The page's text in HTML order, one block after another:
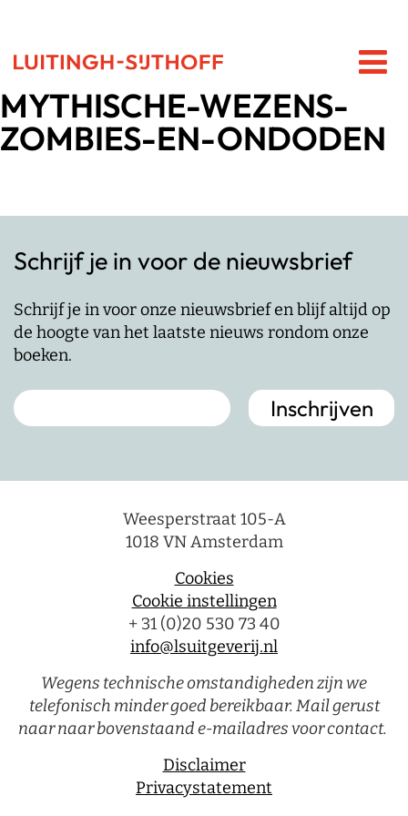
MYTHISCHE-WEZENS-
ZOMBIES-EN-ONDODEN
Schrijf je in voor de nieuwsbrief
Schrijf je in voor onze nieuwsbrief en blijf altijd op
de hoogte van het laatste nieuws rondom onze
boeken.
Weesperstraat 105-A
1018 VN Amsterdam
Cookies
Cookie instellingen
+ 31 (0)20 530 73 40
info@lsuitgeverij.nl
Wegens technische omstandigheden zijn we
telefonisch minder goed bereikbaar. Mail gerust
naar naar bovenstaand e-mailadres voor contact.
Disclaimer
Privacystatement